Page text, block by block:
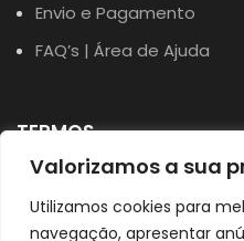
Valorizamos a sua
Utilizamos cookies para
navegação, apresentar
Envio e Pagamento
FAQ’s | Área de Ajuda
TERMOS
Política de Privacidade
Política de Cookies